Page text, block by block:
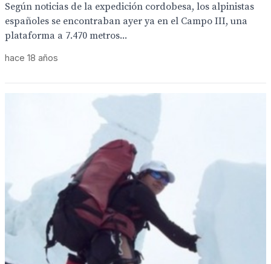
Según noticias de la expedición cordobesa, los alpinistas
españoles se encontraban ayer ya en el Campo III, una
plataforma a 7.470 metros...
hace 18 años